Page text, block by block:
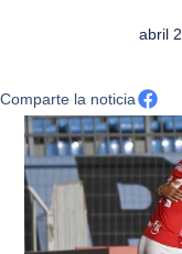
abril
Comparte la noticia